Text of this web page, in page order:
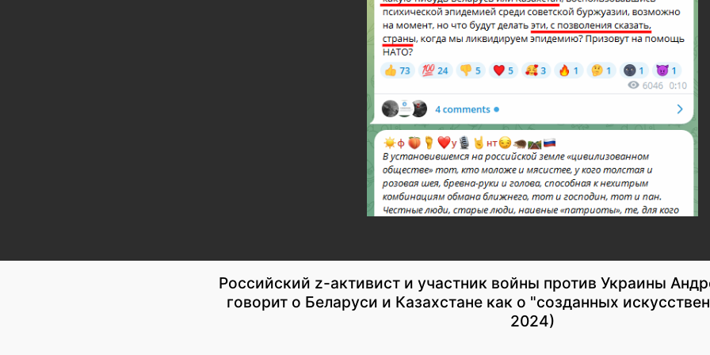
Российский z-активист и участник войны против Украины
говорит о Беларуси и Казахстане как о "созданных
2024)